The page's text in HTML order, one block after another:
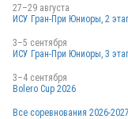
27–29 августа
ИСУ Гран-При Юниоры, 2
3–5 сентября
ИСУ Гран-При Юниоры, 3
3–4 сентября
Bolero Cup 2026
Все соревнования 2026-2027